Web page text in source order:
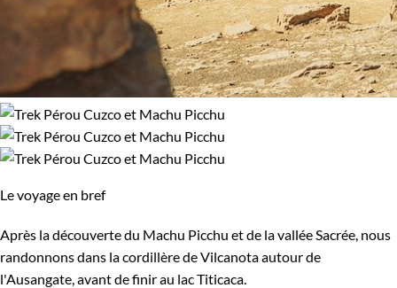
Le voyage en bref
Après la découverte du Machu Picchu et de la vallée Sacrée, nous
randonnons dans la cordillère de Vilcanota autour de
l'Ausangate, avant de finir au lac Titicaca.